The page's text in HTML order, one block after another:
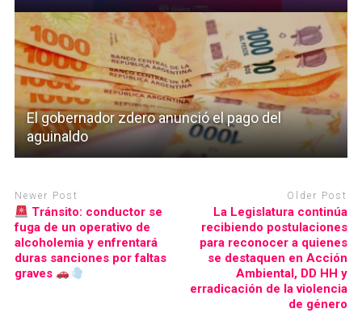
El gobernador zdero anunció el pago del
aguinaldo
Newer Post
Tránsito: conductor se
fuga de un operativo de
alcoholemia y enfrentará
duras sanciones por faltas
graves
Older Post
La Legislatura continúa
recibiendo postulaciones
para reconocer a quienes
se destaquen en Acción
Ambiental, DD HH y
erradicación de la violencia
de género